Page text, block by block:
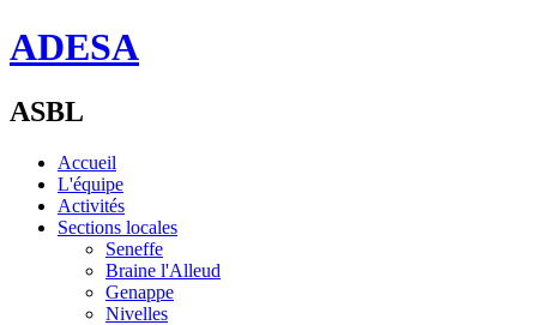
ADESA
ASBL
Accueil
L'équipe
Activités
Sections locales
Seneffe
Braine l'Alleud
Genappe
Nivelles